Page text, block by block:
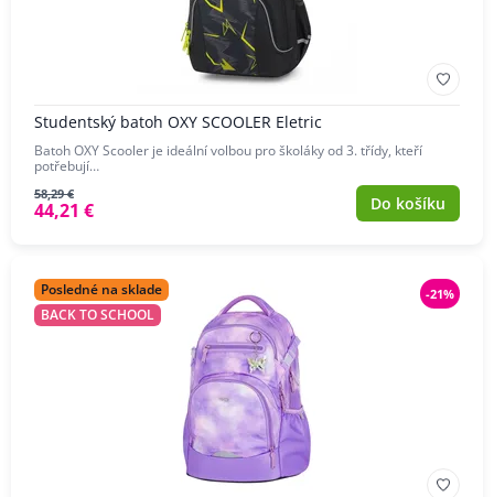
Studentský batoh OXY SCOOLER Eletric
Batoh OXY Scooler je ideální volbou pro školáky od 3. třídy, kteří
potřebují…
58,29 €
44,21 € Do košíku
Posledné na sklade
BACK TO SCHOOL
-21%